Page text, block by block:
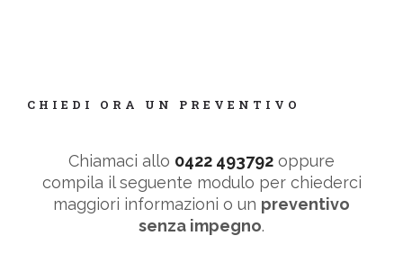
CHIEDI ORA UN PREVENTIVO
Chiamaci allo 0422 493792 oppure
compila il seguente modulo per chiederci
maggiori informazioni o un preventivo
senza impegno.